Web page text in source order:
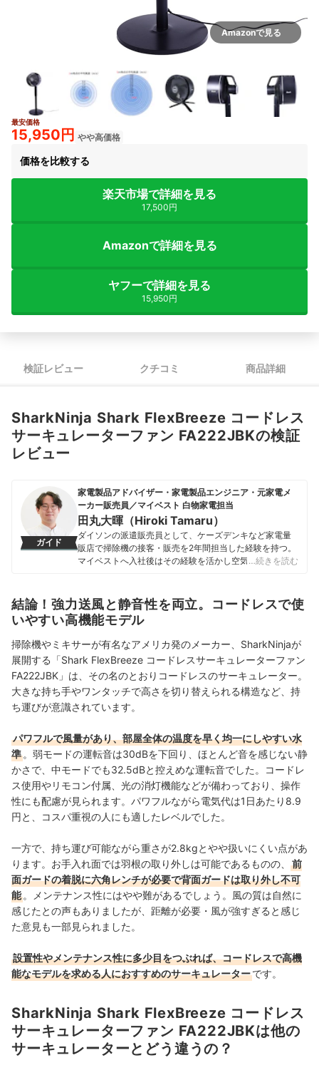
Amazonで見る
最安価格
15,950円 やや高価格
価格を比較する
楽天市場で詳細を見る
17,500円
Amazonで詳細を見る
ヤフーで詳細を見る
15,950円
検証レビュー クチコミ 商品詳細
SharkNinja Shark FlexBreeze コードレス
サーキュレーターファン FA222JBKの検証
レビュー
ガイド
家電製品アドバイザー・家電製品エンジニア・元家電メ
ーカー販売員／マイベスト 白物家電担当
田丸大暉（Hiroki Tamaru）
ダイソンの派遣販売員として、ケーズデンキなど家電量
販店で掃除機の接客・販売を2年間担当した経験を持つ。
マイベストへ入社後はその経験を活かし空気清浄機・除
ガイドを担当し、日立やシャープ、パナソニックなどの
総合家電メーカーから、ダイニチ工業・Sharkなどの専門
メーカーまで、150以上の家電製品を比較検証してきた。
毎日使う家電製品だからこそ、本当によい商品を誰もが
簡単に選べるように、性能はもちろん省エネ性能やお手
入れのしやすさまでひとつひとつ丁寧に確認しながらコ
ンテンツ制作を行う。
田丸大暉（Hiroki Tamaru）のプロフィール
…続きを読む
結論！強力送風と静音性を両立。コードレスで使
いやすい高機能モデル
掃除機やミキサーが有名なアメリカ発のメーカー、SharkNinjaが
展開する「Shark FlexBreeze コードレスサーキュレーターファン
FA222JBK」は、その名のとおりコードレスのサーキュレーター。
大きな持ち手やワンタッチで高さを切り替えられる構造など、持
ち運びが意識されています。
パワフルで風量があり、部屋全体の温度を早く均一にしやすい水
準 。弱モードの運転音は30dBを下回り、ほとんど音を感じない静
かさで、中モードでも32.5dBと控えめな運転音でした。コードレ
ス使用やリモコン付属、光の消灯機能などが備わっており、操作
性にも配慮が見られます。パワフルながら電気代は1日あたり8.9
円と、コスパ重視の人にも適したレベルでした。
一方で、持ち運び可能ながら重さが2.8kgとやや扱いにくい点があ
ります。お手入れ面では羽根の取り外しは可能であるものの、
前
面ガードの着脱に六角レンチが必要で背面ガードは取り外し不可
能 。メンテナンス性にはやや難があるでしょう。風の質は自然に
感じたとの声もありましたが、距離が必要・風が強すぎると感じ
た意見も一部見られました。
設置性やメンテナンス性に多少目をつぶれば、コードレスで高機
能なモデルを求める人におすすめのサーキュレーターです。
SharkNinja Shark FlexBreeze コードレス
サーキュレーターファン FA222JBKは他の
サーキュレーターとどう違うの？